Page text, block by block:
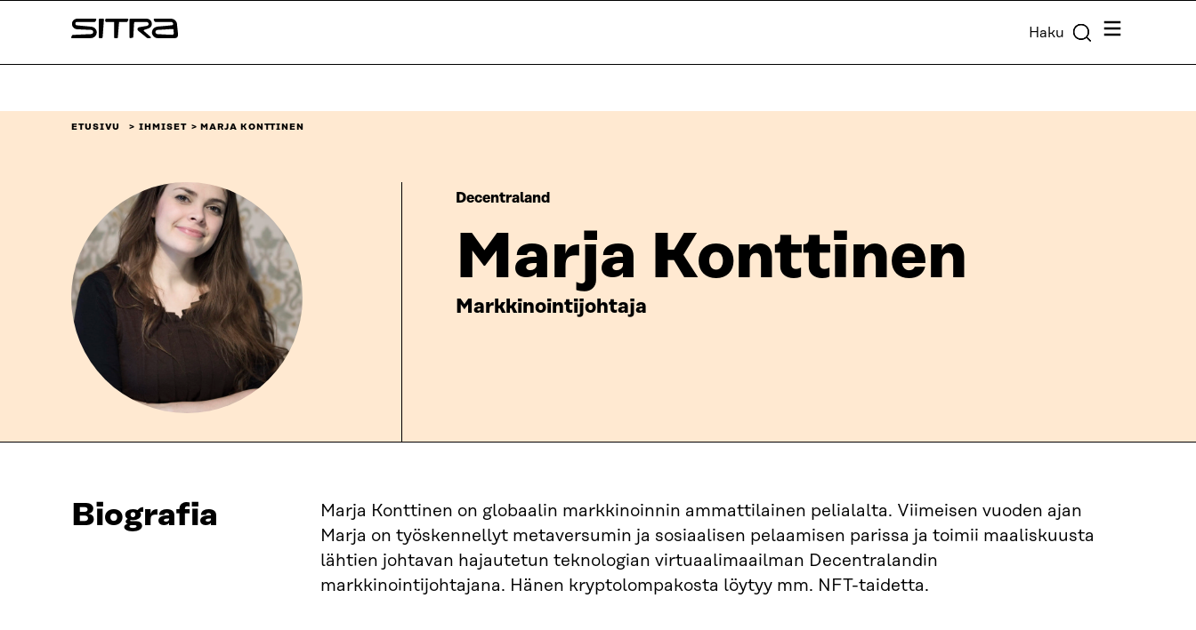
sisältöön
Sitra Haku Valikko
ETUSIVU IHMISET MARJA KONTTINEN
Decentraland
Marja Konttinen
Markkinointijohtaja
Biografia
Marja Konttinen on globaalin markkinoinnin ammattilainen pelialalta. Viimeisen vuoden ajan
Marja on työskennellyt metaversumin ja sosiaalisen pelaamisen parissa ja toimii maaliskuusta
lähtien johtavan hajautetun teknologian virtuaalimaailman Decentralandin
markkinointijohtajana. Hänen kryptolompakosta löytyy mm. NFT-taidetta.